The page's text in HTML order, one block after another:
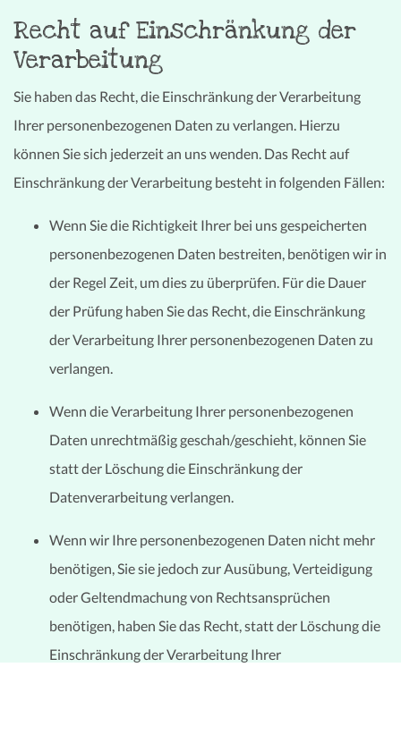
Recht auf Einschränkung der
Verarbeitung
Sie haben das Recht, die Einschränkung der Verarbeitung
Ihrer personenbezogenen Daten zu verlangen. Hierzu
können Sie sich jederzeit an uns wenden. Das Recht auf
Einschränkung der Verarbeitung besteht in folgenden Fällen:
Wenn Sie die Richtigkeit Ihrer bei uns gespeicherten
personenbezogenen Daten bestreiten, benötigen wir in
der Regel Zeit, um dies zu überprüfen. Für die Dauer
der Prüfung haben Sie das Recht, die Einschränkung
der Verarbeitung Ihrer personenbezogenen Daten zu
verlangen.
Wenn die Verarbeitung Ihrer personenbezogenen
Daten unrechtmäßig geschah/geschieht, können Sie
statt der Löschung die Einschränkung der
Datenverarbeitung verlangen.
Wenn wir Ihre personenbezogenen Daten nicht mehr
benötigen, Sie sie jedoch zur Ausübung, Verteidigung
oder Geltendmachung von Rechtsansprüchen
benötigen, haben Sie das Recht, statt der Löschung die
Einschränkung der Verarbeitung Ihrer